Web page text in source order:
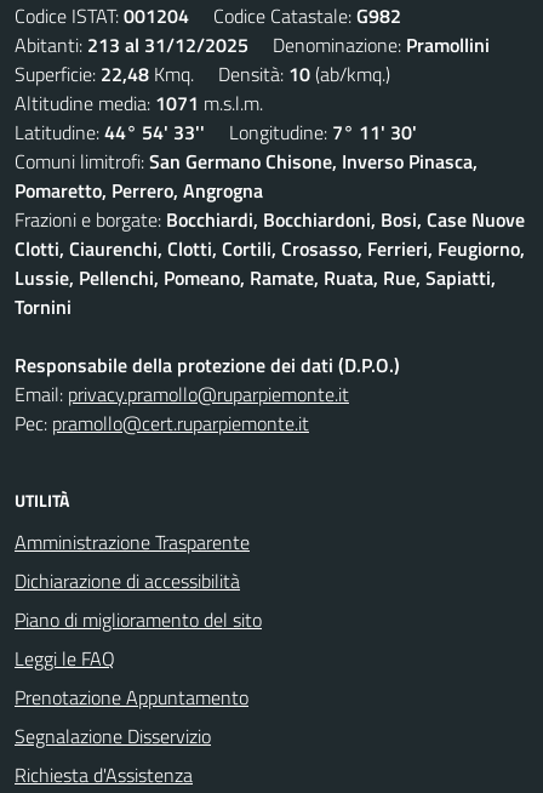
Codice ISTAT:001204 Codice Catastale:G982
Abitanti: 213 al 31/12/2025 Denominazione: Pramollini
Superficie: 22,48 Kmq. Densità: 10(ab/kmq.)
Altitudine media: 1071 m.s.l.m.
Latitudine:44° 54' 33'' Longitudine: 7° 11' 30'
Comuni limitrofi:San Germano Chisone, Inverso Pinasca,
Pomaretto, Perrero, Angrogna
Frazioni e borgate: Bocchiardi, Bocchiardoni, Bosi, Case Nuove
Clotti, Ciaurenchi, Clotti, Cortili, Crosasso, Ferrieri, Feugiorno,
Lussie, Pellenchi, Pomeano, Ramate, Ruata, Rue, Sapiatti,
Tornini
Responsabile della protezione dei dati (D.P.O.)
Email: privacy.pramollo@ruparpiemonte.it
Pec: pramollo@cert.ruparpiemonte.it
UTILITÀ
Amministrazione Trasparente
Dichiarazione di accessibilità
Piano di miglioramento del sito
Leggi le FAQ
Prenotazione Appuntamento
Segnalazione Disservizio
Richiesta d'Assistenza